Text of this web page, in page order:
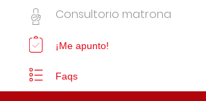
Consultorio matrona
¡Me apunto!
Faqs